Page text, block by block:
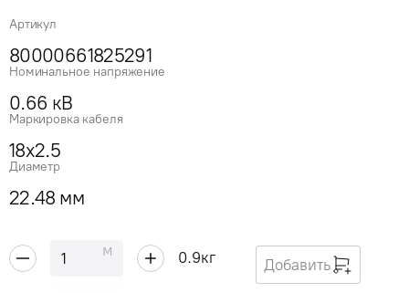
Артикул
80000661825291
Номинальное напряжение
0.66 кВ
Маркировка кабеля
18x2.5
Диаметр
22.48 мм
м 0.9кг Добавить